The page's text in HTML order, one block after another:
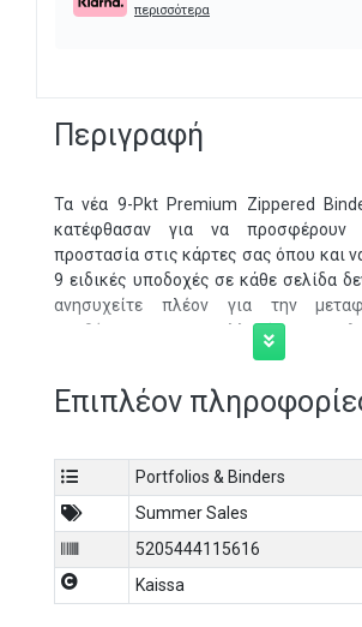
περισσότερα
Περιγραφή
Τα νέα 9-Pkt Premium Zippered
κατέφθασαν για να προσφέρουν
προστασία στις κάρτες σας όπου και
9 ειδικές υποδοχές σε κάθε σελίδα
ανησυχείτε πλέον για την
αποθήκευση της συλλογής σας.
υπέροχα χρώματα με φερμουάρ
Επιπλέον
Portfolios & Binders
Summer Sales
5205444115616
Kaissa